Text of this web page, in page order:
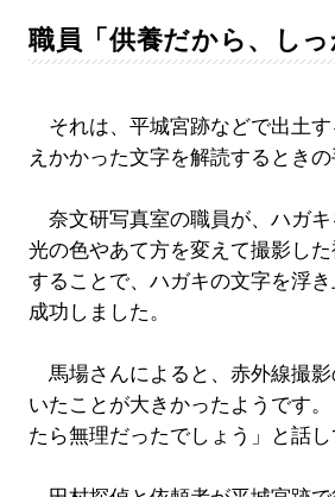
職員「供養だから、しっ
それは、平城宮跡などで出土す
えかかった文字を解読するときの
奈文研写真室の職員が、ハガキ
光の色やあて方を変えて撮影し
することで、ハガキの文字を浮
成功しました。
馬場さんによると、赤外線撮影
いたことが大きかったようです
たら無理だったでしょう」と話し